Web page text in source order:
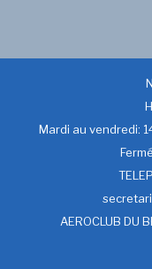
Mardi au vendredi:
AEROCLUB DU